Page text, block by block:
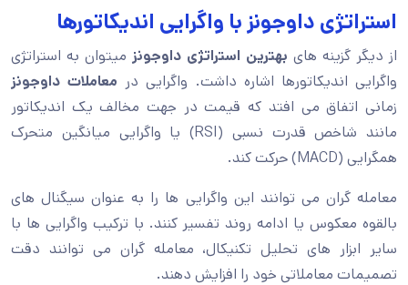
استراتژی داوجونز با واگرایی اندیکاتورها
از دیگر گزینه های بهترین استراتژی داوجونز میتوان به استراتژی
واگرایی اندیکاتورها اشاره داشت. واگرایی در معاملات داوجونز
زمانی اتفاق می افتد که قیمت در جهت مخالف یک اندیکاتور
مانند شاخص قدرت نسبی (RSI) یا واگرایی میانگین متحرک
همگرایی (MACD) حرکت کند.
معامله گران می توانند این واگرایی ها را به عنوان سیگنال های
بالقوه معکوس یا ادامه روند تفسیر کنند. با ترکیب واگرایی ها با
سایر ابزار های تحلیل تکنیکال، معامله گران می توانند دقت
تصمیمات معاملاتی خود را افزایش دهند.